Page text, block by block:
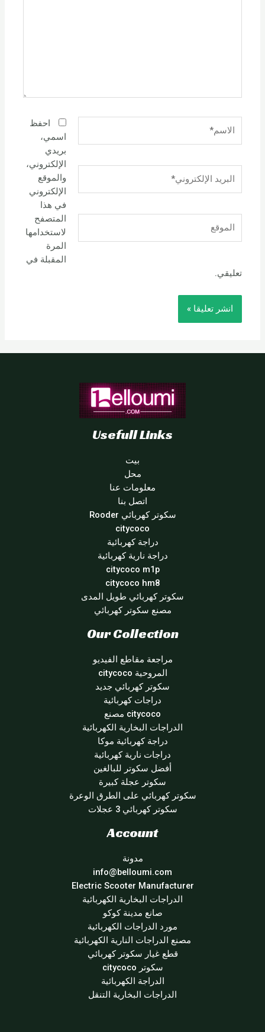
الإلكتروني*
احفظ
اسمي،
بريدي
الإلكتروني،
والموقع
الإلكتروني
في هذا
المتصفح
لاستخدامها
المرة
المقبلة في
تعليقي.
Usefull Links
بيت
محل
معلومات عنا
اتصل بنا
سكوتر كهربائي Rooder
citycoco
دراجة كهربائية
دراجة نارية كهربائية
citycoco m1p
citycoco hm8
سكوتر كهربائي طويل المدى
مصنع سكوتر كهربائي
Our Collection
مراجعة مقاطع الفيديو
المروحية citycoco
سكوتر كهربائي جديد
دراجات كهربائية
citycoco مصنع
الدراجات البخارية الكهربائية
دراجة كهربائية موكا
دراجات نارية كهربائية
أفضل سكوتر للبالغين
سكوتر عجلة كبيرة
سكوتر كهربائي على الطرق الوعرة
سكوتر كهربائي 3 عجلات
Account
مدونة
info@belloumi.com
Electric Scooter Manufacturer
الدراجات البخارية الكهربائية
صانع مدينة كوكو
مورد الدراجات الكهربائية
مصنع الدراجات النارية الكهربائية
قطع غيار سكوتر كهربائي
سكوتر citycoco
الدراجة الكهربائية
الدراجات البخارية التنقل